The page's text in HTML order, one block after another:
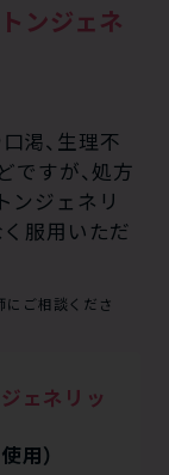
ンジェネ
渇、生理不
ですが、処方
ンジェネリ
く服用いただ
にご相談くださ
ェネリッ
用）